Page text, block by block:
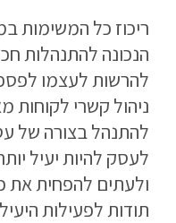
ריכוז כל המשימות
הנכונה להתנהלות
להרשות לעצמו
ניהול קשרי
להתנהל בצורה של
לעסק להיות יעיל
ולעתים להפחית את
תודות לפעילות